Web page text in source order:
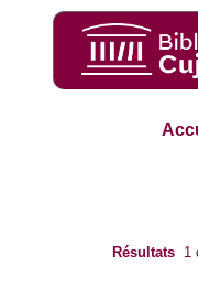
Résultats 1